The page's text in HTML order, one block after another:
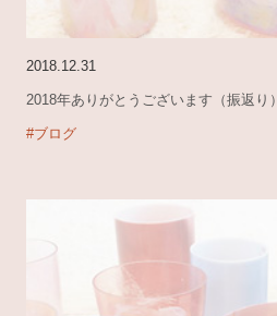
2018.12.31
2018年ありがとうございます（振返り）
#ブログ